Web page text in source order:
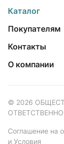
Каталог
Покупателям
Контакты
О компании
© 2026
Соглашение на
и Условия